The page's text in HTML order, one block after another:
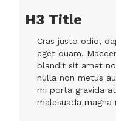
H3 Title
Cras justo odio,
eget quam.
blandit sit amet
nulla non metus
mi porta gravida
malesuada magna